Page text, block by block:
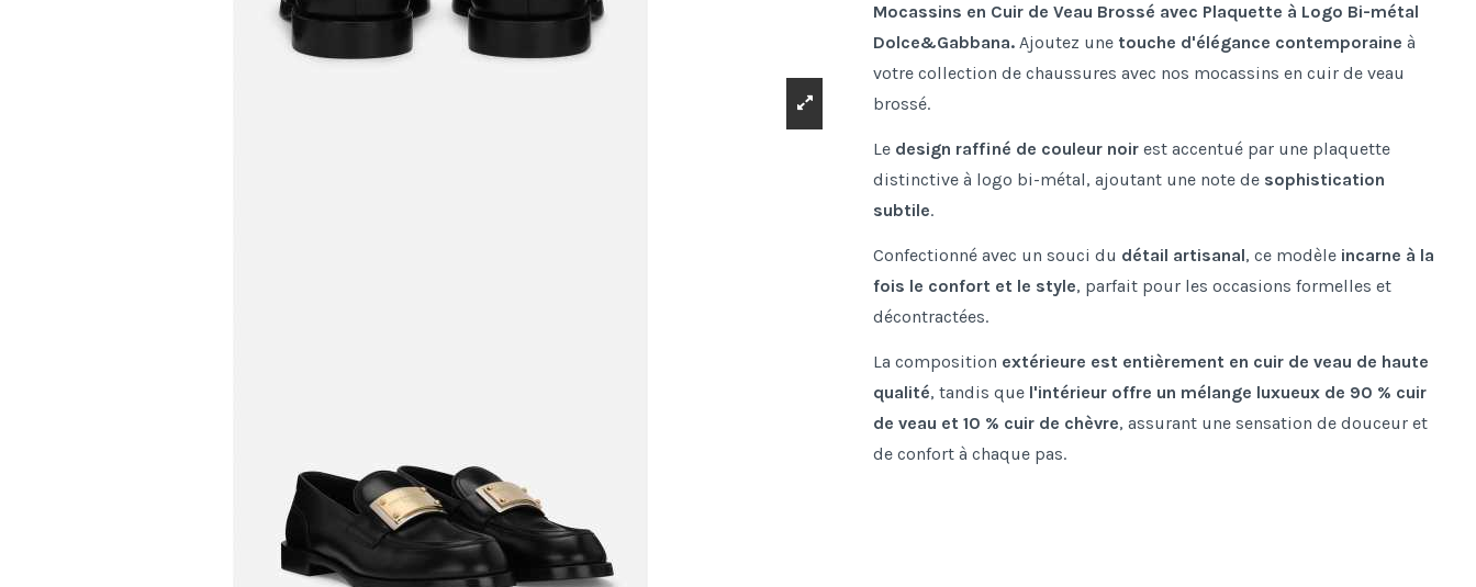
Mocassins en Cuir de Veau Brossé avec Plaquette à Logo Bi-métal
Dolce&Gabbana.Ajoutez une touche d'élégance contemporaine à
votre collection de chaussures avec nos mocassins en cuir de veau
brossé.
Le design raffiné de couleur noir est accentué par une plaquette
distinctive à logo bi-métal, ajoutant une note de sophistication
subtile.
Confectionné avec un souci du détail artisanal, ce modèle incarne à la
fois le confort et le style, parfait pour les occasions formelles et
décontractées.
La composition extérieure est entièrement en cuir de veau de haute
qualité, tandis que l'intérieur offre un mélange luxueux de 90 % cuir
de veau et 10 % cuir de chèvre, assurant une sensation de douceur et
de confort à chaque pas.